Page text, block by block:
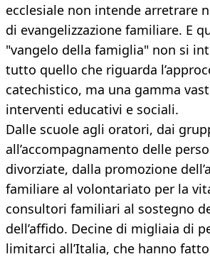
ecclesiale non intende arretrare
di evangelizzazione familiare. E
"vangelo della famiglia" non si
tutto quello che riguarda
catechistico, ma una gamma
interventi educativi e sociali.
Dalle scuole agli oratori, dai
all’accompagnamento delle
divorziate, dalla promozione
familiare al volontariato per la
consultori familiari al sostegno
dell’affido. Decine di migliaia di
limitarci all’Italia, che hanno